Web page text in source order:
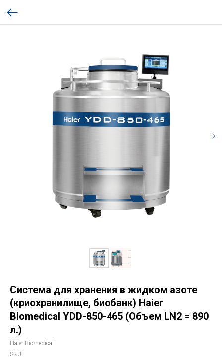
Система для хранения в жидком азоте
(криохранилище, биобанк) Haier
Biomedical YDD-850-465 (Объем LN2 = 890
л.)
Haier Biomedical
SKU: